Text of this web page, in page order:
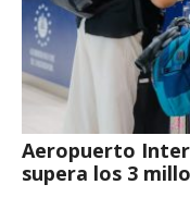
Aeropuerto
supera los 3